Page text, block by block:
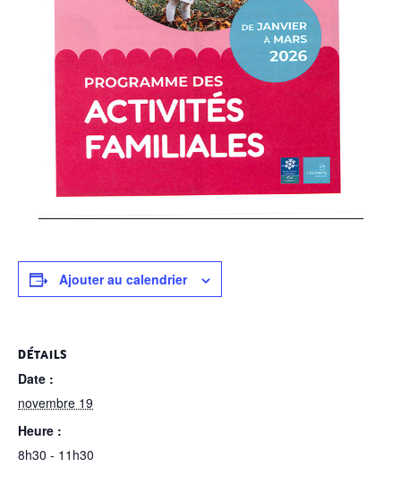
Ajouter au calendrier
DÉTAILS
Date :
novembre 19
Heure :
8h30 - 11h30